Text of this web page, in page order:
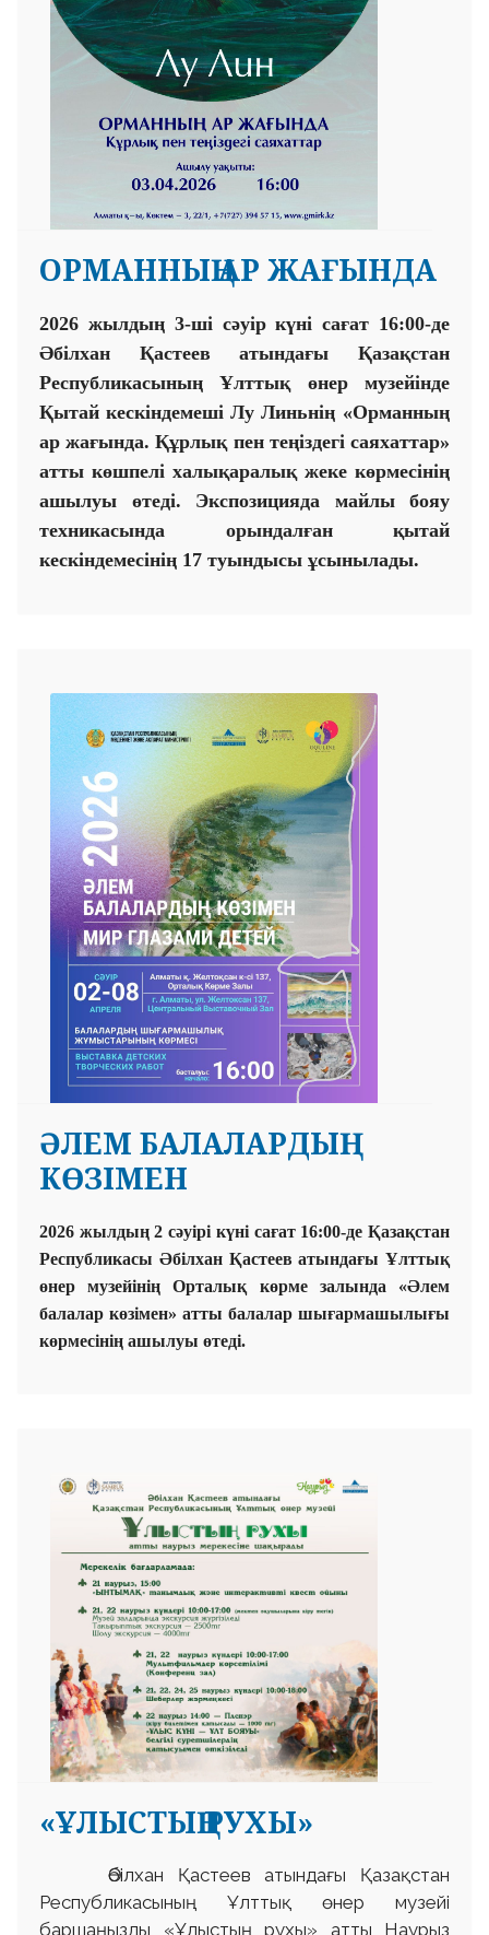
ОРМАННЫҢ АР ЖАҒЫНДА
2026 жылдың 3-ші сәуір күні сағат 16:00-де
Әбілхан Қастеев атындағы Қазақстан
Республикасының Ұлттық өнер музейінде
Қытай кескіндемеші Лу Линьнің «Орманның
ар жағында. Құрлық пен теңіздегі саяхаттар»
атты көшпелі халықаралық жеке көрмесінің
ашылуы өтеді. Экспозицияда майлы бояу
техникасында орындалған қытай
кескіндемесінің 17 туындысы ұсынылады.
ӘЛЕМ БАЛАЛАРДЫҢ
КӨЗІМЕН
2026 жылдың 2 сәуірі күні сағат 16:00-де Қазақстан
Республикасы Әбілхан Қастеев атындағы Ұлттық
өнер музейінің Орталық көрме залында «Әлем
балалар көзімен» атты балалар шығармашылығы
көрмесінің ашылуы өтеді.
«ҰЛЫСТЫҢ РУХЫ»
Әбілхан Қастеев атындағы Қазақстан
Республикасының Ұлттық өнер музейі
баршаңызды «Ұлыстың рухы» атты Наурыз